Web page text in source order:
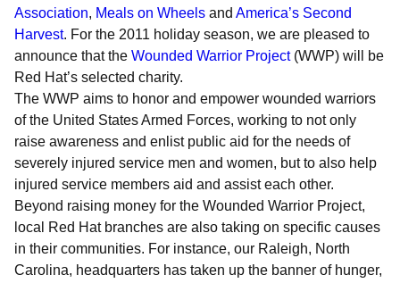
Association, Meals on Wheels and America’s Second
Harvest. For the 2011 holiday season, we are pleased to
announce that the Wounded Warrior Project (WWP) will be
Red Hat’s selected charity.
The WWP aims to honor and empower wounded warriors
of the United States Armed Forces, working to not only
raise awareness and enlist public aid for the needs of
severely injured service men and women, but to also help
injured service members aid and assist each other.
Beyond raising money for the Wounded Warrior Project,
local Red Hat branches are also taking on specific causes
in their communities. For instance, our Raleigh, North
Carolina, headquarters has taken up the banner of hunger,